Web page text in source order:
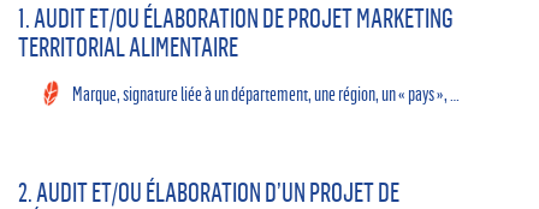
1. AUDIT ET/OU ÉLABORATION DE PROJET MARKETING
TERRITORIAL ALIMENTAIRE
Marque, signature liée à un département, une région, un « pays », …
2. AUDIT ET/OU ÉLABORATION D’UN PROJET DE